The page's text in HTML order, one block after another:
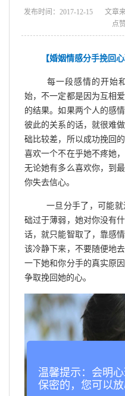
发布时间：2017-12-15 文章
点
【婚姻情感分手挽回
每一段感情的开始
始，不一定都是因为互相
的结果。如果两个人的感
彼此的关系的话，就很难
础比较差，所以成功挽回
喜欢一个不在乎她不疼她
无论她有多么喜欢你，到
你失去信心。
一旦分手了，可能
础过于薄弱，她对你没有
话，就只能智取了，靠感
该冷静下来，不要随便地
一下她和你分手的真实原
争取挽回她的心。
温馨提示：会明
保密的，您可以放